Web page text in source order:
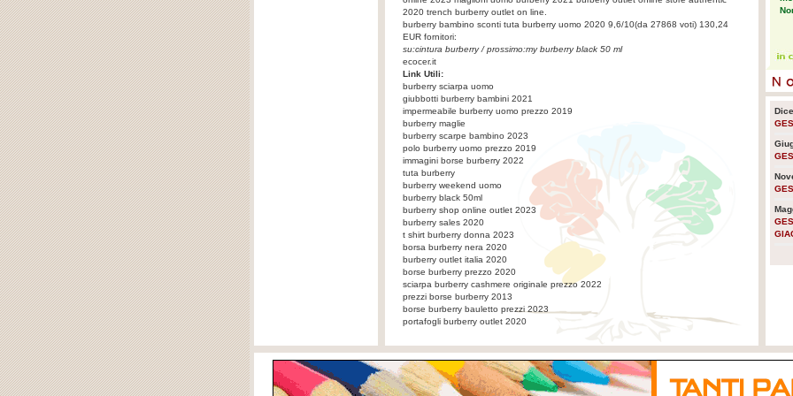
2020 trench burberry outlet on line.
burberry bambino sconti tuta burberry uomo 2020 9,6/10(da 27868 voti) 130,24
EUR fornitori:
su:cintura burberry/ prossimo:my burberry black 50 ml
ecocer.it
Link Utili:
burberry sciarpa uomo
giubbotti burberry bambini 2021
impermeabile burberry uomo prezzo 2019
burberry maglie
burberry scarpe bambino 2023
polo burberry uomo prezzo 2019
immagini borse burberry 2022
tuta burberry
burberry weekend uomo
burberry black 50ml
burberry shop online outlet 2023
burberry sales 2020
t shirt burberry donna 2023
borsa burberry nera 2020
burberry outlet italia 2020
borse burberry prezzo 2020
sciarpa burberry cashmere originale prezzo 2022
prezzi borse burberry 2013
borse burberry bauletto prezzi 2023
portafogli burberry outlet 2020
lo
La